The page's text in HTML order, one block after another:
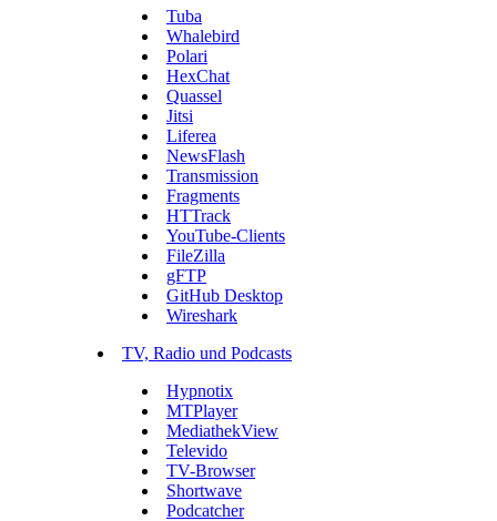
Tuba
Whalebird
Polari
HexChat
Quassel
Jitsi
Liferea
NewsFlash
Transmission
Fragments
HTTrack
YouTube-Clients
FileZilla
gFTP
GitHub Desktop
Wireshark
TV, Radio und Podcasts
Hypnotix
MTPlayer
MediathekView
Televido
TV-Browser
Shortwave
Podcatcher